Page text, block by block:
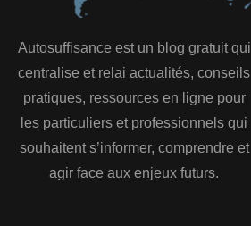
Autosuffisance est un blog gratuit qui
centralise et relai actualités, conseils
pratiques, ressources en ligne pour
les particuliers et professionnels qui
souhaitent s’informer, comprendre et
agir face aux enjeux futurs.